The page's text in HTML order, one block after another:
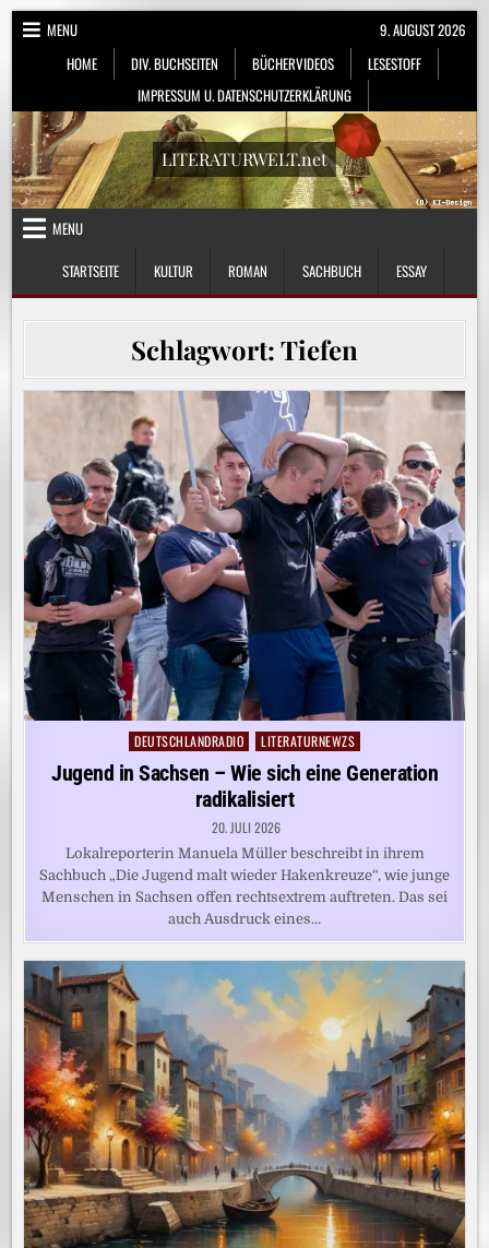
Skip
MENU
HOME
DIV. BUCHSEITEN BÜCHERVIDEOS
LESESTOFF
IMPRESSUM U. DATENSCHUTZERKLÄRUNG
9. AUGUST 2026
LITERATURWELT.net
MENU
STARTSEITE
KULTUR ROMAN SACHBUCH ESSAY
Schlagwort:Tiefen
Posted
in
DEUTSCHLANDRADIO LITERATURNEWZS
Jugend in Sachsen – Wie sich eine Generation
radikalisiert
20. JULI 2026
Lokalreporterin Manuela Müller beschreibt in ihrem
Sachbuch „Die Jugend malt wieder Hakenkreuze“, wie junge
Menschen in Sachsen offen rechtsextrem auftreten. Das sei
auch Ausdruck eines…